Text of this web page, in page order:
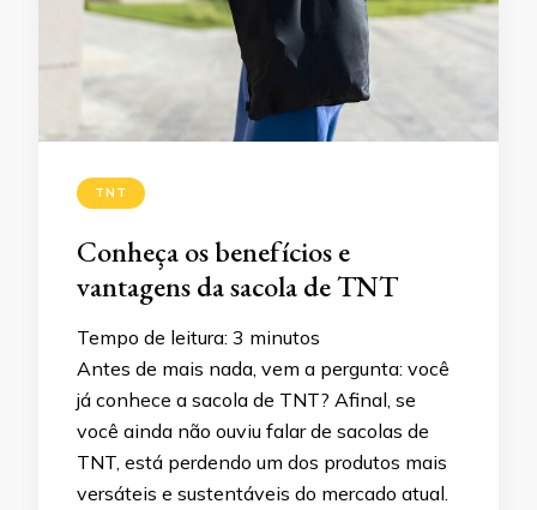
TNT
Conheça os benefícios e
vantagens da sacola de TNT
Tempo de leitura: 3 minutos
Antes de mais nada, vem a pergunta: você
já conhece a sacola de TNT? Afinal, se
você ainda não ouviu falar de sacolas de
TNT, está perdendo um dos produtos mais
versáteis e sustentáveis do mercado atual.